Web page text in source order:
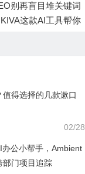
别再盲目堆关键词
这款AI工具帮你
得选择的几款漱口
02/28
公小帮手，Ambient
部门项目追踪